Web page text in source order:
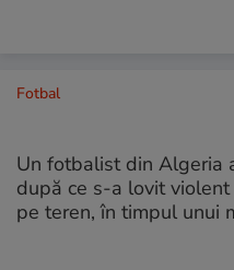
Fotbal
Un fotbalist din Algeria
după ce s-a lovit violent
pe teren, în timpul unui